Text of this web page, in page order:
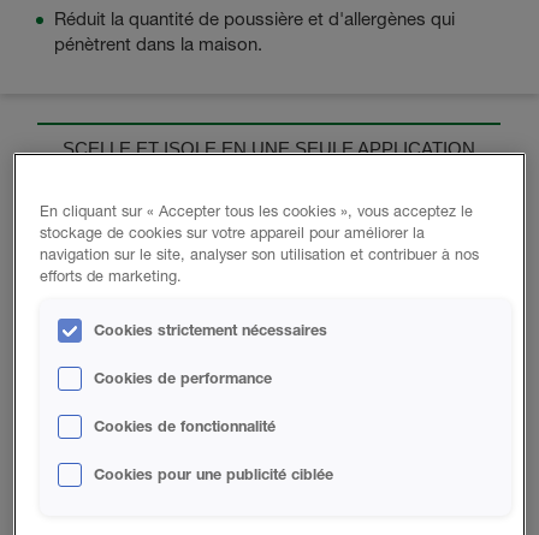
Réduit la quantité de poussière et d'allergènes qui
pénètrent dans la maison.
SCELLE ET ISOLE EN UNE SEULE APPLICATION
RÉPOND OU DÉPASSE LES CODES
RÉDUIRE LES MATÉRIAUX DE CONSTRUCTION
ET LES DÉCHETS DE CHANTIER
En cliquant sur « Accepter tous les cookies », vous acceptez le
stockage de cookies sur votre appareil pour améliorer la
navigation sur le site, analyser son utilisation et contribuer à nos
efforts de marketing.
Cookies strictement nécessaires
Cookies de performance
Cookies de fonctionnalité
Cookies pour une publicité ciblée